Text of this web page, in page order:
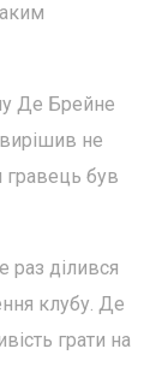
Де Брейне
не
був
раз ділився
клубу. Де
грати на